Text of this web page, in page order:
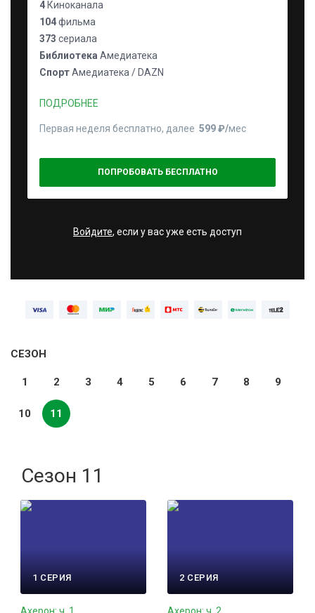
4 Киноканала
104фильма
373 сериала
Библиотека Амедиатека
СпортАмедиатека / DAZN
ПОДРОБНЕЕ
Первая неделя бесплатно, далее 599 ₽⁠/⁠мес
ПОПРОБОВАТЬ БЕСПЛАТНО
Войдите, если у вас уже есть доступ
СЕЗОН
1 2 3 4 5 6 7 8 9
10 11
Сезон 11
1 СЕРИЯ 2 СЕРИЯ